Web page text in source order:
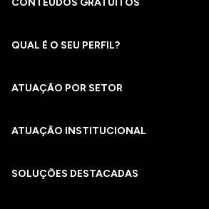
CONTEÚDOS GRATUITOS
QUAL É O SEU PERFIL?
ATUAÇÃO POR SETOR
ATUAÇÃO INSTITUCIONAL
SOLUÇÕES DESTACADAS